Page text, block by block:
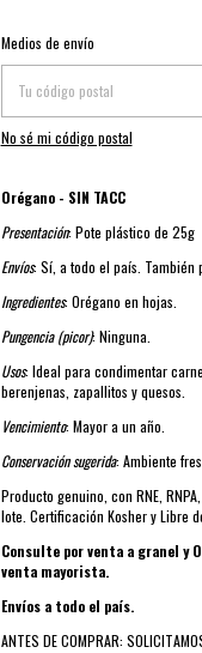
Entregas para el CP:
Medios de envío
No sé mi código postal
Orégano - SIN TACC
Presentación: Pote plástico de 25g
Envíos: Sí, a todo el país.
Ingredientes: Orégano en hojas.
Pungencia (picor): Ninguna.
Usos: Ideal para condimentar
berenjenas, zapallitos y quesos.
Vencimiento: Mayor a un año.
Conservación sugerida: Ambiente
Producto genuino, con RNE,
lote. Certificación Kosher y Libre
Consulte por venta a granel y
venta mayorista.
Envíos a todo el país.
ANTES DE COMPRAR: